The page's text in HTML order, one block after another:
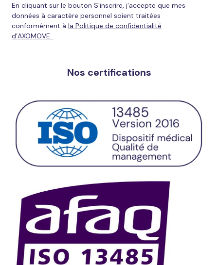
En cliquant sur le bouton S'inscrire, j’accepte que mes
données à caractère personnel soient traitées
conformément à la Politique de confidentialité
d’AXOMOVE.
Nos certifications